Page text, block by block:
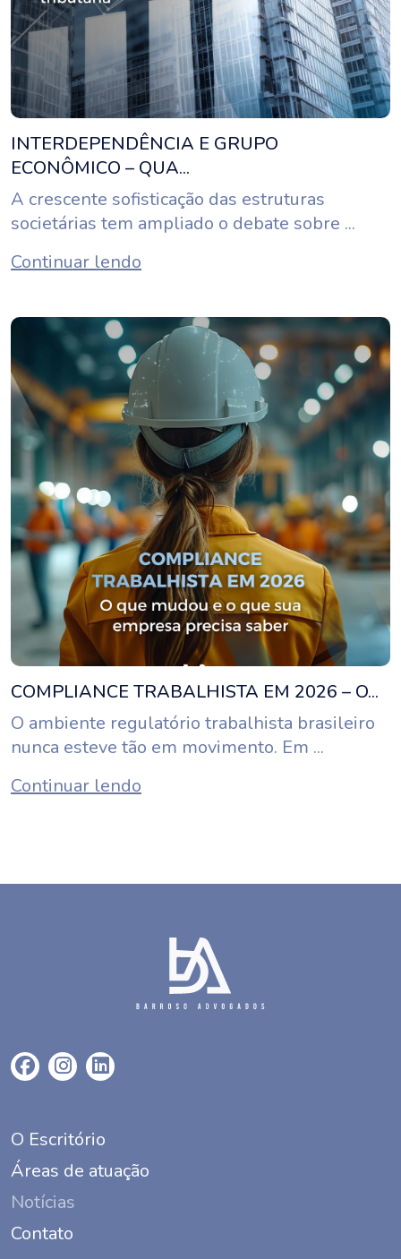
INTERDEPENDÊNCIA E GRUPO
ECONÔMICO – QUA...
A crescente sofisticação das estruturas
societárias tem ampliado o debate sobre ...
Continuar lendo
COMPLIANCE TRABALHISTA EM 2026 – O...
O ambiente regulatório trabalhista brasileiro
nunca esteve tão em movimento. Em ...
Continuar lendo
O Escritório
Áreas de atuação
Notícias
Contato